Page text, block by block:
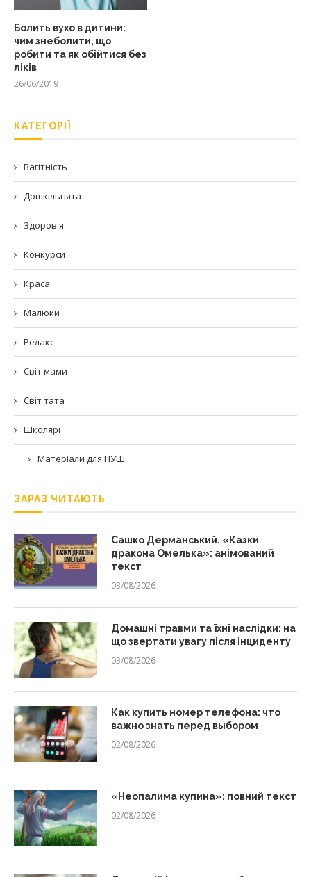
Болить вухо в дитини:
чим знеболити, що
робити та як обійтися без
ліків
26/06/2019
КАТЕГОРІЇ
Вагітність
Дошкільнята
Здоров'я
Конкурси
Краса
Малюки
Релакс
Світ мами
Світ тата
Школярі
Матеріали для НУШ
ЗАРАЗ ЧИТАЮТЬ
Сашко Дерманський. «Казки
дракона Омелька»: анімований
текст
03/08/2026
Домашні травми та їхні наслідки: на
що звертати увагу після інциденту
03/08/2026
Как купить номер телефона: что
важно знать перед выбором
02/08/2026
«Неопалима купина»: повний текст
02/08/2026